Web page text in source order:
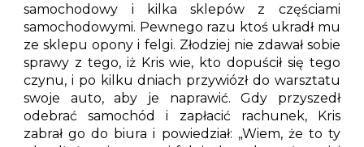
samochodowy i kilka sklepów z częściami
samochodowymi. Pewnego razu ktoś ukradł mu
ze sklepu opony i felgi. Złodziej nie zdawał sobie
sprawy z tego, iż Kris wie, kto dopuścił się tego
czynu, i po kilku dniach przywiózł do warsztatu
swoje auto, aby je naprawić. Gdy przyszedł
odebrać samochód i zapłacić rachunek, Kris
zabrał go do biura i powiedział: „Wiem, że to ty